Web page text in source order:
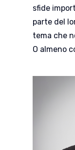
sfide
parte del
tema che
O almeno